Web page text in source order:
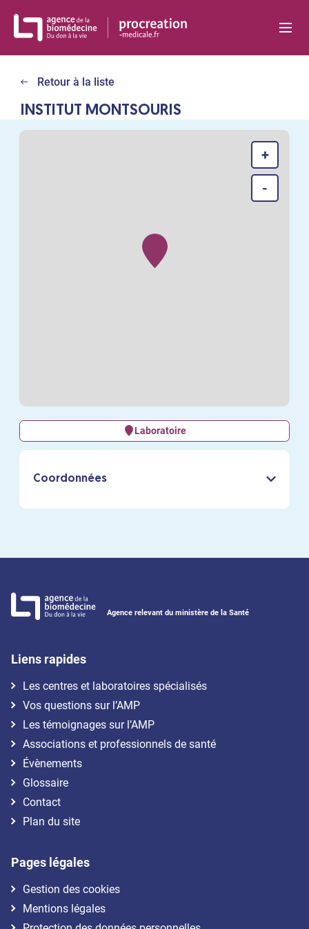
Retour à la liste
INSTITUT MONTSOURIS
+
-
Laboratoire
Coordonnées
Agence relevant du ministère de la Santé
Liens rapides
Les centres et laboratoires spécialisés
Vos questions sur l’AMP
Les témoignages sur l’AMP
Associations et professionnels de santé
Évènements
Glossaire
Contact
Plan du site
Pages légales
Gestion des cookies
Mentions légales